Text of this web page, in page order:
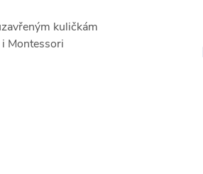
kuličkám
Montessori